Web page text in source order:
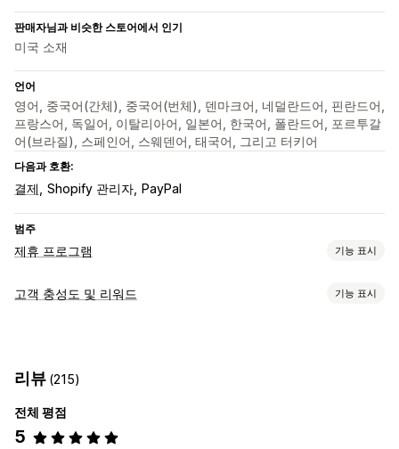
판매자님과 비슷한 스토어에서 인기
미국 소재
언어
영어, 중국어(간체), 중국어(번체), 덴마크어, 네덜란드어, 핀란드어,
프랑스어, 독일어, 이탈리아어, 일본어, 한국어, 폴란드어, 포르투갈
어(브라질), 스페인어, 스웨덴어, 태국어, 그리고 터키어
다음과 호환:
결제 Shopify 관리자 PayPal
범주
제휴 프로그램 기능 표시
커미션 옵션
추천 관리
이메일 추적
고객 충성도 및 리워드 기능 표시
제공할 수 있는 리워드
커미션
리뷰 (215)
전체 평점
5